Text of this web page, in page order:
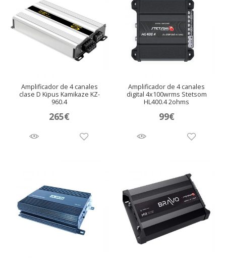
Amplificador de 4 canales
clase D Kipus Kamikaze KZ-
960.4
265€
Amplificador de 4 canales
digital 4x100wrms Stetsom
HL400.4 2ohms
99€